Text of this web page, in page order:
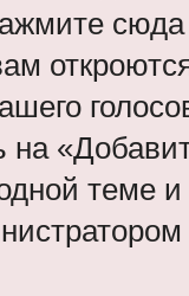
на
теме и